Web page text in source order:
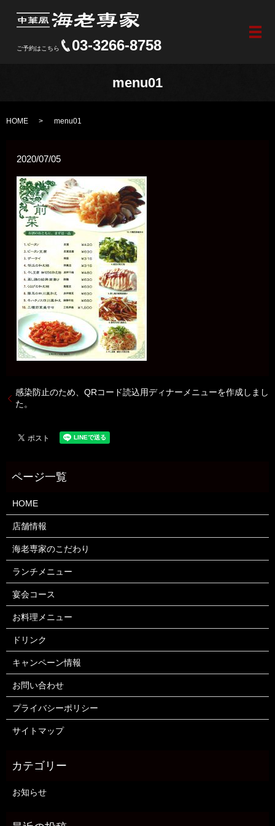
ご予約はこちら 03-3266-8758
メ
menu01
HOME menu01
2020/07/05
感染防止のため、QRコード読込用ディナーメニューを作成しまし
た。
HOME
店舗情報
海老専家のこだわり
ランチメニュー
宴会コース
お料理メニュー
ドリンク
キャンペーン情報
お問い合わせ
プライバシーポリシー
サイトマップ
お知らせ